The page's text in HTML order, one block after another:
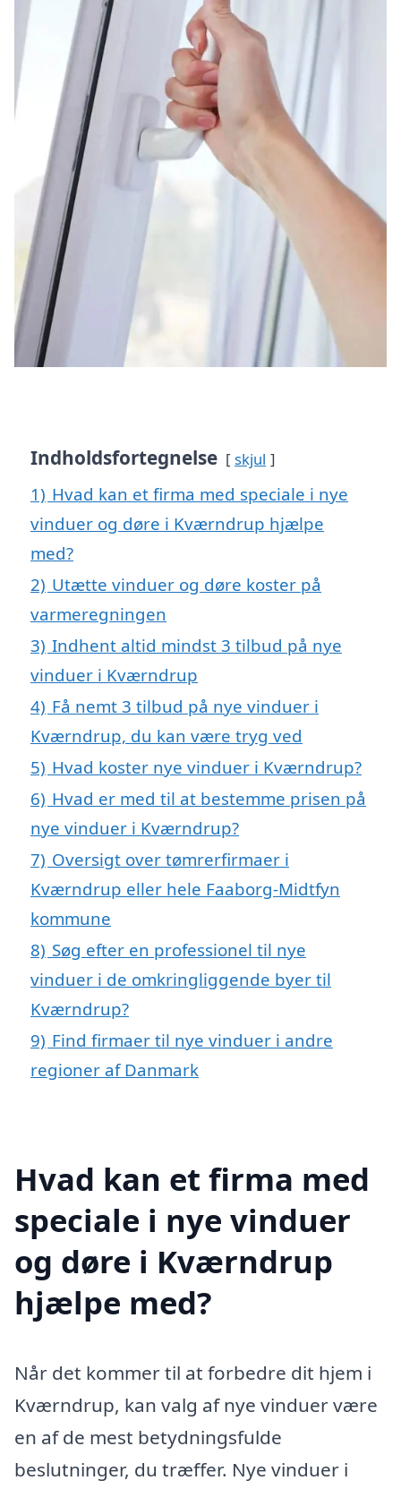
Indholdsfortegnelse skjul
1) Hvad kan et firma med speciale i nye
vinduer og døre i Kværndrup hjælpe
med?
2) Utætte vinduer og døre koster på
varmeregningen
3) Indhent altid mindst 3 tilbud på nye
vinduer i Kværndrup
4) Få nemt 3 tilbud på nye vinduer i
Kværndrup, du kan være tryg ved
5) Hvad koster nye vinduer i Kværndrup?
6) Hvad er med til at bestemme prisen på
nye vinduer i Kværndrup?
7) Oversigt over tømrerfirmaer i
Kværndrup eller hele Faaborg-Midtfyn
kommune
8) Søg efter en professionel til nye
vinduer i de omkringliggende byer til
Kværndrup?
9) Find firmaer til nye vinduer i andre
regioner af Danmark
Hvad kan et firma med
speciale i nye vinduer
og døre i Kværndrup
hjælpe med?
Når det kommer til at forbedre dit hjem i
Kværndrup, kan valg af nye vinduer være
en af de mest betydningsfulde
beslutninger, du træffer. Nye vinduer i